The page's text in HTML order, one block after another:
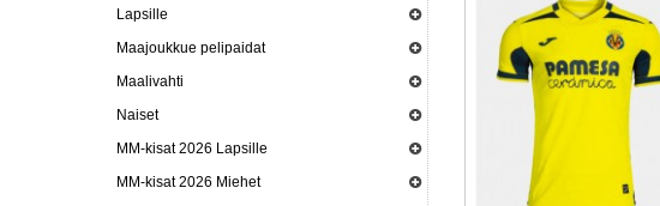
Lapsille
Maajoukkue pelipaidat
Maalivahti
Naiset
MM-kisat 2026 Lapsille
MM-kisat 2026 Miehet